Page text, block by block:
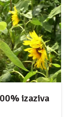
izaziva